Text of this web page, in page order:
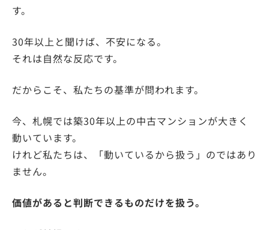
す。
30年以上と聞けば、不安になる。
それは自然な反応です。
だからこそ、私たちの基準が問われます。
今、札幌では築30年以上の中古マンションが大きく
動いています。
けれど私たちは、「動いているから扱う」のではあり
ません。
価値があると判断できるものだけを扱う。